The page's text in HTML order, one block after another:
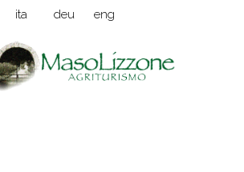
ita deu eng